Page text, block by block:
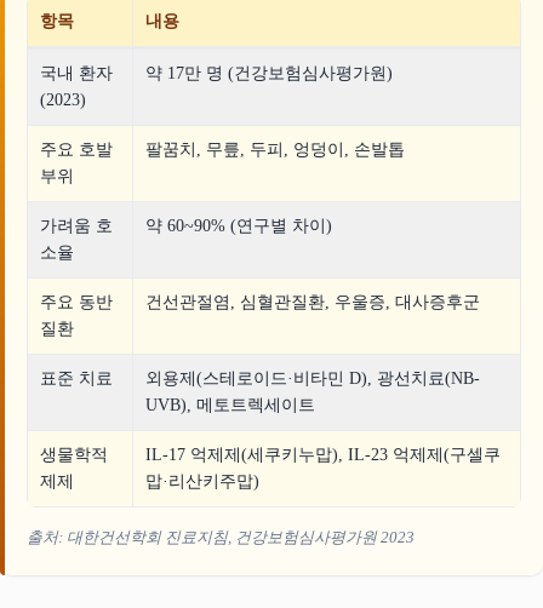
항목 내용
국내 환자
(2023)
약 17만 명 (건강보험심사평가원)
주요 호발
부위
팔꿈치, 무릎, 두피, 엉덩이, 손발톱
가려움 호
소율
약 60~90% (연구별 차이)
주요 동반
질환
건선관절염, 심혈관질환, 우울증, 대사증후군
표준 치료
외용제(스테로이드·비타민 D), 광선치료(NB-
UVB), 메토트렉세이트
생물학적
제제
IL-17 억제제(세쿠키누맙), IL-23 억제제(구셀쿠
맙·리산키주맙)
출처: 대한건선학회 진료지침, 건강보험심사평가원 2023